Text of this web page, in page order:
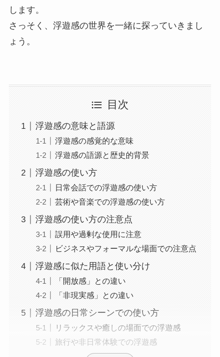
します。
さっそく、浮遊感の世界を一緒に探っていきまし
ょう。
目次
浮遊感の意味と語源
浮遊感の感覚的な意味
浮遊感の語源と歴史的背景
浮遊感の使い方
日常会話での浮遊感の使い方
芸術や音楽での浮遊感の使い方
浮遊感の使い方の注意点
誤用や過剰な使用に注意
ビジネスやフォーマルな場面での注意点
浮遊感に似た用語と使い分け
「開放感」との違い
「非現実感」との違い
浮遊感の日常シーンでの使い方
リラックスや癒しの場面での浮遊感
旅行や非日常体験での浮遊感